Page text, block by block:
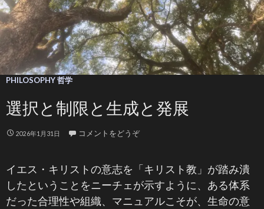
PHILOSOPHY 哲学
選択と制限と生成と発展
2026年1月31日 コメントをどうぞ
イエス・キリストの意志を「キリスト教」が踏み潰
したということをニーチェが示すように、ある体系
だった合理性や組織、マニュアルこそが、生命の意